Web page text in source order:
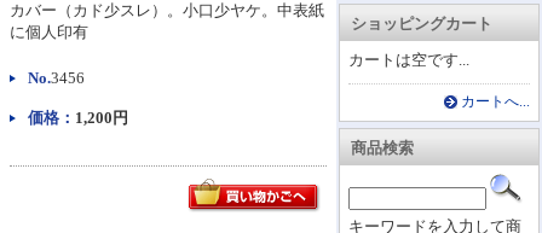
ショッピングカート
カートは空です...
カートへ...
商品検索
キーワードを入力して商
カバー（カド少スレ）。小口少ヤケ。中表紙
に個人印有
No.3456
価格： 1,200円